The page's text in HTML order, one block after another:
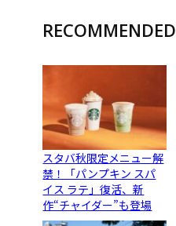
RECOMMENDED
スタバ秋限定メニュー解
禁！「パンプキン スパ
イス ラテ」復活、新
作“チャイダー”も登場